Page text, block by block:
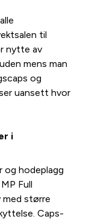
til
nytte av
mens man
og
uansett hvor
i
og hodeplagg
Full
med større
Caps-